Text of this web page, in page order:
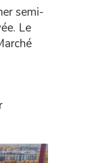
semi-
Le